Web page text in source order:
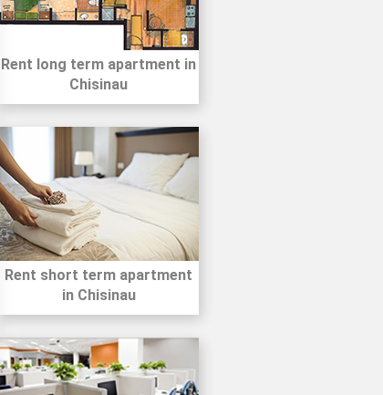
Rent long term apartment in
Chisinau
Rent short term apartment
in Chisinau